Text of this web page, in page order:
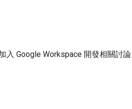
入 Google Workspace 開發相關討論